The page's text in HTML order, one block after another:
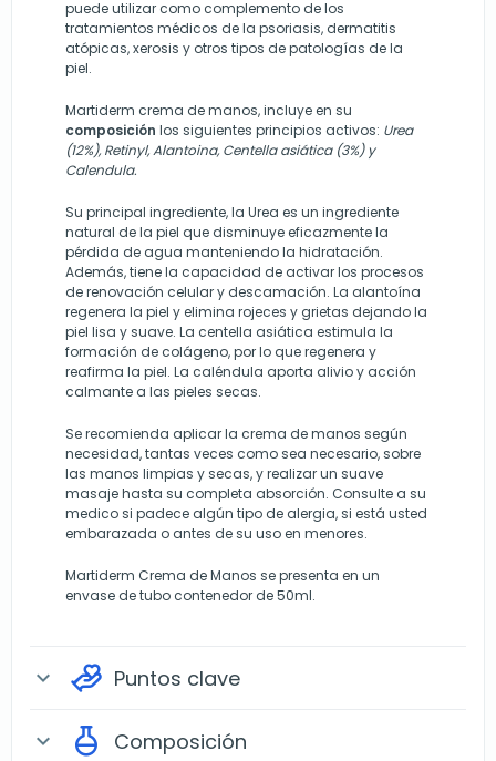
puede utilizar como complemento de los
tratamientos médicos de la psoriasis, dermatitis
atópicas, xerosis y otros tipos de patologías de la
piel.
Martiderm crema de manos, incluye en su
composición los siguientes principios activos: Urea
(12%), Retinyl, Alantoina, Centella asiática (3%) y
Calendula.
Su principal ingrediente, la Urea es un ingrediente
natural de la piel que disminuye eficazmente la
pérdida de agua manteniendo la hidratación.
Además, tiene la capacidad de activar los procesos
de renovación celular y descamación. La alantoína
regenera la piel y elimina rojeces y grietas dejando la
piel lisa y suave. La centella asiática estimula la
formación de colágeno, por lo que regenera y
reafirma la piel. La caléndula aporta alivio y acción
calmante a las pieles secas.
Se recomienda aplicar la crema de manos según
necesidad, tantas veces como sea necesario, sobre
las manos limpias y secas, y realizar un suave
masaje hasta su completa absorción. Consulte a su
medico si padece algún tipo de alergia, si está usted
embarazada o antes de su uso en menores.
Martiderm Crema de Manos se presenta en un
envase de tubo contenedor de 50ml.
expand_more Puntos clave
expand_more Composición